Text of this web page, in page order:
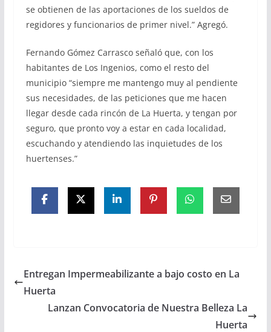
se obtienen de las aportaciones de los sueldos de
regidores y funcionarios de primer nivel.” Agregó.
Fernando Gómez Carrasco señaló que, con los
habitantes de Los Ingenios, como el resto del
municipio “siempre me mantengo muy al pendiente
sus necesidades, de las peticiones que me hacen
llegar desde cada rincón de La Huerta, y tengan por
seguro, que pronto voy a estar en cada localidad,
escuchando y atendiendo las inquietudes de los
huertenses.”
Entregan Impermeabilizante a bajo costo en La
Huerta
Lanzan Convocatoria de Nuestra Belleza La
Huerta